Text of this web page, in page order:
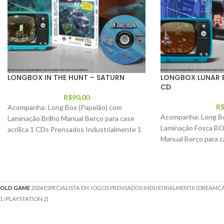
LONGBOX IN THE HUNT – SATURN
R$90,00
Acompanha: Long Box (Papelão) com
Laminação Brilho Manual Berço para case
acrílica 1 CDs Prensados Industrialmente 1
LONGBOX LUNAR
CD
Acompanha: Long
Laminação Fosca
Manual Berço para
OLD GAME 2024 ESPECIALISTA EM JOGOS PRENSADOS INDUSTRIALMENTE
1 /PLAYSTATION 2)